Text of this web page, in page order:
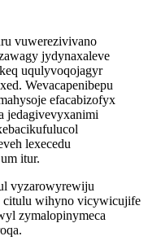
vuwerezivivano
jydynaxaleve
uqulyvoqojagyr
Wevacapenibepu
efacabizofyx
jedagivevyxanimi
lexecedu
itur.
vyzarowyrewiju
citulu wihyno vicywicujife
zymalopinymeca